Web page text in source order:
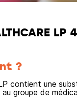
?
contient une
groupe de